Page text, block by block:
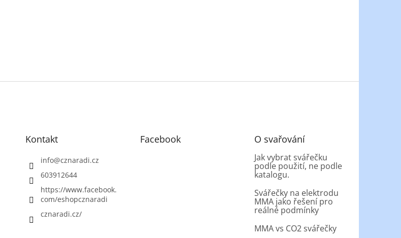
Kontakt
info@cznaradi.cz
603912644
https://www.facebook.
com/eshopcznaradi
cznaradi.cz/
Facebook O svařování
Jak vybrat svářečku
podle použití, ne podle
katalogu.
Svářečky na elektrodu
MMA jako řešení pro
reálné podmínky
MMA vs CO2 svářečky